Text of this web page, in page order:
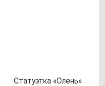
Ста­ту­эт­ка «Олень»